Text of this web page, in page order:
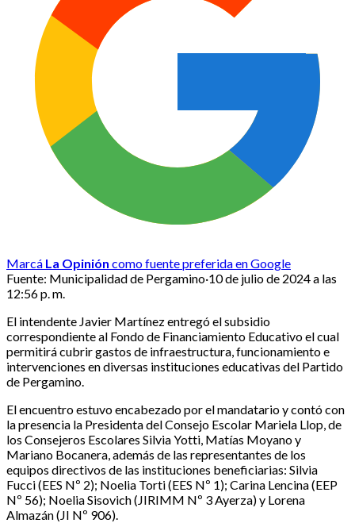
Marcá La Opinión como fuente preferida en Google
Fuente: Municipalidad de Pergamino·10 de julio de 2024 a las
12:56 p. m.
El intendente Javier Martínez entregó el subsidio
correspondiente al Fondo de Financiamiento Educativo el cual
permitirá cubrir gastos de infraestructura, funcionamiento e
intervenciones en diversas instituciones educativas del Partido
de Pergamino.
El encuentro estuvo encabezado por el mandatario y contó con
la presencia la Presidenta del Consejo Escolar Mariela Llop, de
los Consejeros Escolares Silvia Yotti, Matías Moyano y
Mariano Bocanera, además de las representantes de los
equipos directivos de las instituciones beneficiarias: Silvia
Fucci (EES Nº 2); Noelia Torti (EES Nº 1); Carina Lencina (EEP
Nº 56); Noelia Sisovich (JIRIMM Nº 3 Ayerza) y Lorena
Almazán (JI Nº 906).